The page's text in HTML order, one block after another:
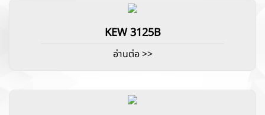
KEW 3125B
อ่านต่อ >>